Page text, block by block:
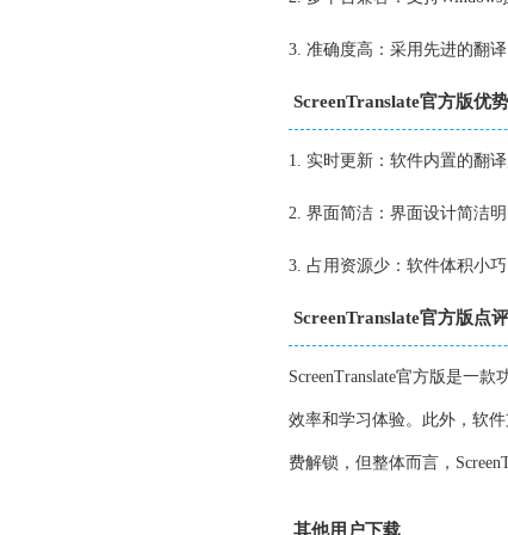
3. 准确度高：采用先进的翻
ScreenTranslate官方版优势
1. 实时更新：软件内置的翻
2. 界面简洁：界面设计简洁
3. 占用资源少：软件体积小
ScreenTranslate官方版点评
ScreenTranslate官方版是一
效率和学习体验。此外，软
费解锁，但整体而言，
其他用户下载